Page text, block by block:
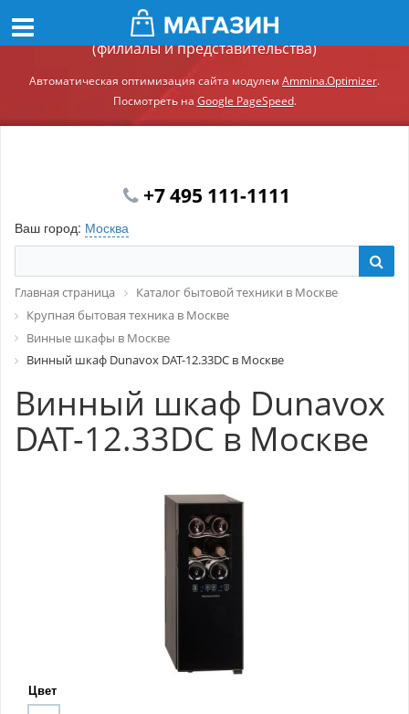
Демонстрационный сайт модуля Ammina.Регионы
(филиалы и представительства)
Автоматическая оптимизация сайта модулем Ammina.Optimizer.
Посмотреть на Google PageSpeed.
+7 495 111-1111
Ваш город: Москва
Главная страница
Каталог бытовой техники в Москве
Крупная бытовая техника в Москве
Винные шкафы в Москве
Винный шкаф Dunavox DAT-12.33DC в Москве
Винный шкаф Dunavox
DAT-12.33DC в Москве
Цвет